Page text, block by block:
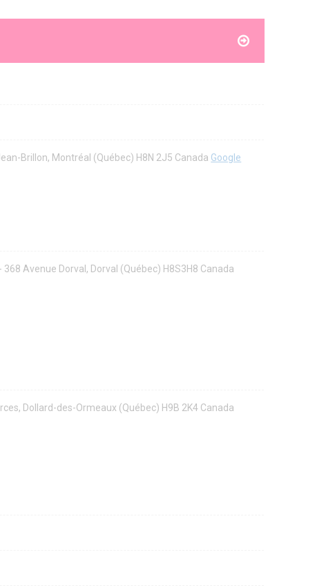
Brillon, Montréal (Québec) H8N 2J5 Canada Google
Avenue Dorval, Dorval (Québec) H8S3H8 Canada
Dollard-des-Ormeaux (Québec) H9B 2K4 Canada